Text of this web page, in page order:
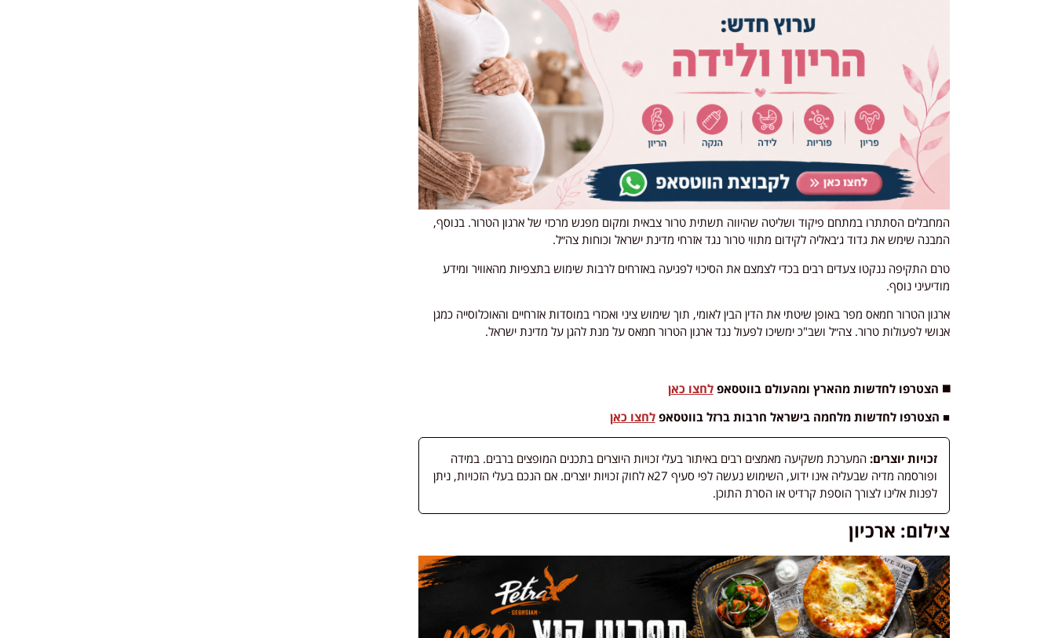
המחבלים הסתתרו במתחם פיקוד ושליטה שהיווה תשתית טרור צבאית ומקום מפגש מרכזי של ארגון הטרור. בנוסף,
המבנה שימש את גדוד ג׳באליה לקידום מתווי טרור נגד אזרחי מדינת ישראל וכוחות צה״ל.
טרם התקיפה ננקטו צעדים רבים בכדי לצמצם את הסיכוי לפגיעה באזרחים לרבות שימוש בתצפיות מהאוויר ומידע
מודיעיני נוסף.
ארגון הטרור חמאס מפר באופן שיטתי את הדין הבין לאומי, תוך שימוש ציני ואכזרי במוסדות אזרחיים והאוכלוסייה כמגן
אנושי לפעולות טרור. צה״ל ושב"כ ימשיכו לפעול נגד ארגון הטרור חמאס על מנת להגן על מדינת ישראל.
◼️ הצטרפו לחדשות מהארץ ומהעולם בווטסאפלחצו כאן
■ הצטרפו לחדשות מלחמה בישראל חרבות ברזל בווטסאפלחצו כאן
זכויות יוצרים: המערכת משקיעה מאמצים רבים באיתור בעלי זכויות היוצרים בתכנים המופצים ברבים. במידה
ופורסמה מדיה שבעליה אינו ידוע, השימוש נעשה לפי סעיף 27א לחוק זכויות יוצרים. אם הנכם בעלי הזכויות, ניתן
לפנות אלינו לצורך הוספת קרדיט או הסרת התוכן.
צילום: ארכיון